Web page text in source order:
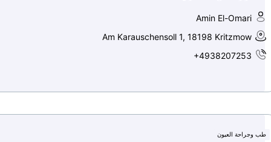
Amin El-Omari
Am Karauschensoll 1, 18198 Kritzmow
+4938207253
طب وجراحة العيون